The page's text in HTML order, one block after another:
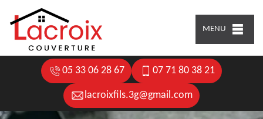
MENU
05 33 06 28 67 07 71 80 38 21
lacroixfils.3g@gmail.com